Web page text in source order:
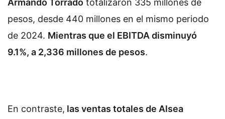
pesos, desde 440 millones en el mismo periodo
de 2024. Mientras que el EBITDA disminuyó
9.1%, a 2,336 millones de pesos.
En contraste, las ventas totales de Alsea